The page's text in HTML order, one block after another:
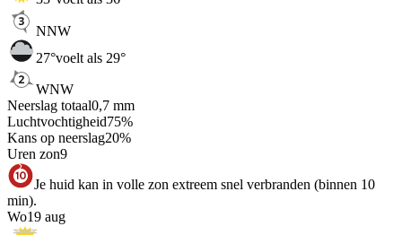
NNW
27°voelt als 29°
WNW
Neerslag totaal0,7 mm
Luchtvochtigheid75%
Kans op neerslag20%
Uren zon9
Je huid kan in volle zon extreem snel verbranden (binnen 10
min).
Wo19 aug